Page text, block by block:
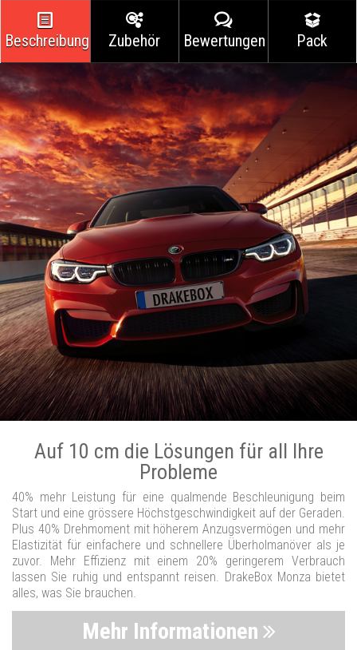
Beschreibung Zubehör Bewertungen Pack
Auf 10 cm die Lösungen für all Ihre
Probleme
40% mehr Leistung für eine qualmende Beschleunigung beim
Start und eine grössere Höchstgeschwindigkeit auf der Geraden.
Plus 40% Drehmoment mit höherem Anzugsvermögen und mehr
Elastizität für einfachere und schnellere Überholmanöver als je
zuvor. Mehr Effizienz mit einem 20% geringerem Verbrauch
lassen Sie ruhig und entspannt reisen. DrakeBox Monza bietet
alles, was Sie brauchen.
Mehr Informationen